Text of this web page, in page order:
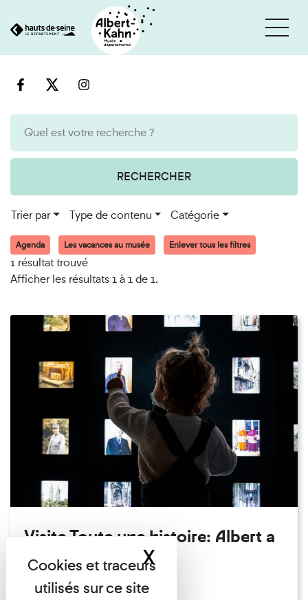
au
RECHERCHER
Trier par Type de contenu Catégorie
Agenda Les vacances au musée Enlever tous les filtres
1 résultat trouvé
Afficher les résultats 1 à 1 de 1.
Visite Toute une histoire: Albert a
perdu son chapeau!
Exposition permanente
Cookies et traceurs utilisés sur ce site
XMasquer le